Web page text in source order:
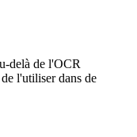
delà de l'OCR
l'utiliser dans de